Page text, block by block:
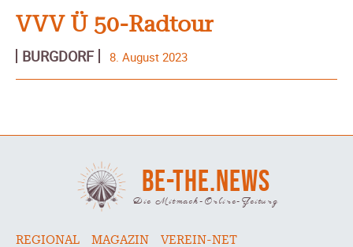
VVV Ü 50-Radtour
BURGDORF 8. August 2023
BE-THE.NEWS
Die Mitmach-Online-Zeitung
REGIONAL MAGAZIN
VEREIN-NET